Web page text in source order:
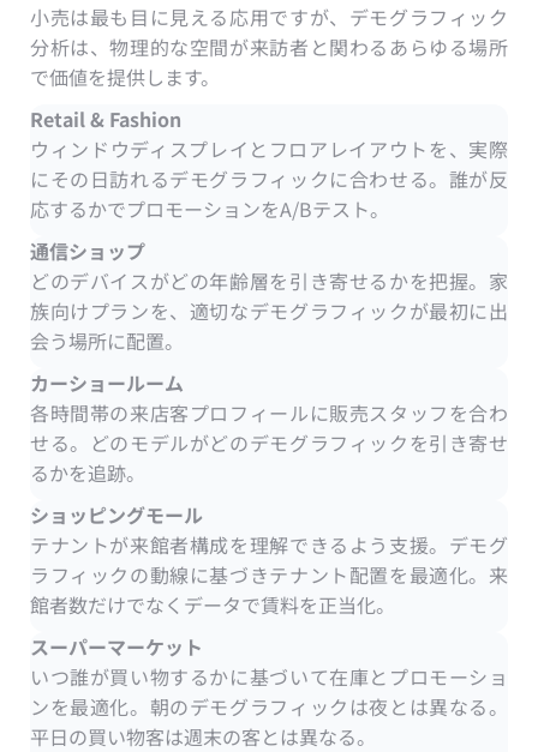
小売は最も目に見える応用ですが、デモグラフィック
分析は、物理的な空間が来訪者と関わるあらゆる場所
で価値を提供します。
Retail & Fashion
ウィンドウディスプレイとフロアレイアウトを、実際
にその日訪れるデモグラフィックに合わせる。誰が反
応するかでプロモーションをA/Bテスト。
通信ショップ
どのデバイスがどの年齢層を引き寄せるかを把握。家
族向けプランを、適切なデモグラフィックが最初に出
会う場所に配置。
カーショールーム
各時間帯の来店客プロフィールに販売スタッフを合わ
せる。どのモデルがどのデモグラフィックを引き寄せ
るかを追跡。
ショッピングモール
テナントが来館者構成を理解できるよう支援。デモグ
ラフィックの動線に基づきテナント配置を最適化。来
館者数だけでなくデータで賃料を正当化。
スーパーマーケット
いつ誰が買い物するかに基づいて在庫とプロモーショ
ンを最適化。朝のデモグラフィックは夜とは異なる。
平日の買い物客は週末の客とは異なる。